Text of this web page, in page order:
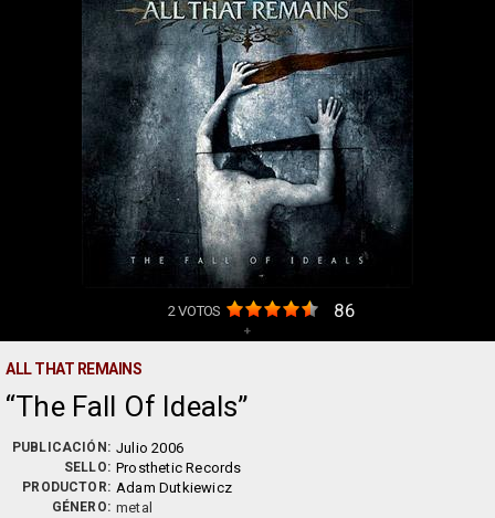
2VOTOS 86
+
ALL THAT REMAINS
The Fall Of Ideals
PUBLICACIÓN: Julio 2006
SELLO: Prosthetic Records
PRODUCTOR: Adam Dutkiewicz
GÉNERO: metal